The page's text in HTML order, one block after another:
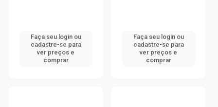
Faça seu login ou
cadastre-se para
ver preços e
comprar
Faça seu login ou
cadastre-se para
ver preços e
comprar